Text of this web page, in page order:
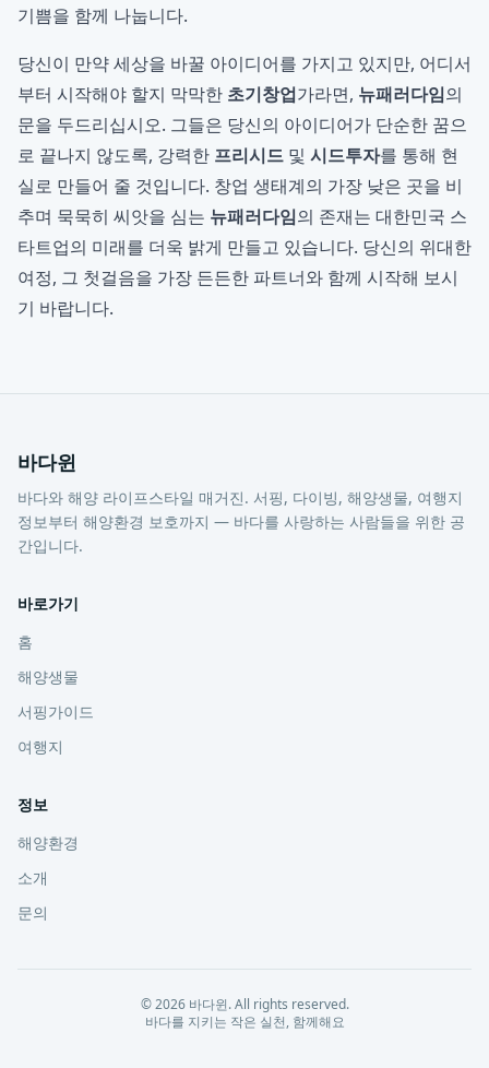
기쁨을 함께 나눕니다.
당신이 만약 세상을 바꿀 아이디어를 가지고 있지만, 어디서
부터 시작해야 할지 막막한 초기창업가라면, 뉴패러다임의
문을 두드리십시오. 그들은 당신의 아이디어가 단순한 꿈으
로 끝나지 않도록, 강력한 프리시드 및 시드투자를 통해 현
실로 만들어 줄 것입니다. 창업 생태계의 가장 낮은 곳을 비
추며 묵묵히 씨앗을 심는 뉴패러다임의 존재는 대한민국 스
타트업의 미래를 더욱 밝게 만들고 있습니다. 당신의 위대한
여정, 그 첫걸음을 가장 든든한 파트너와 함께 시작해 보시
기 바랍니다.
바다윈
바다와 해양 라이프스타일 매거진. 서핑, 다이빙, 해양생물, 여행지
정보부터 해양환경 보호까지 — 바다를 사랑하는 사람들을 위한 공
간입니다.
바로가기
홈
해양생물
서핑가이드
여행지
정보
해양환경
소개
문의
©2026 바다윈. All rights reserved.
바다를 지키는 작은 실천, 함께해요